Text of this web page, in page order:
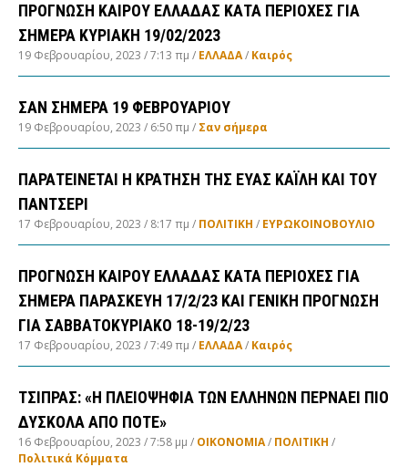
ΠΡΟΓΝΩΣΗ ΚΑΙΡΟΥ ΕΛΛΑΔΑΣ ΚΑΤΑ ΠΕΡΙΟΧΕΣ ΓΙΑ
ΣΗΜΕΡΑ ΚΥΡΙΑΚΗ 19/02/2023
19 Φεβρουαρίου, 2023 7:13 πμ ΕΛΛΑΔA/ Καιρός
ΣΑΝ ΣΗΜΕΡΑ 19 ΦΕΒΡΟΥΑΡΙΟΥ
19 Φεβρουαρίου, 2023 6:50 πμ Σαν σήμερα
ΠΑΡΑΤΕΙΝΕΤΑΙ Η ΚΡΑΤΗΣΗ ΤΗΣ ΕΥΑΣ ΚΑΪΛΗ ΚΑΙ ΤΟΥ
ΠΑΝΤΣΕΡΙ
17 Φεβρουαρίου, 2023 8:17 πμ ΠΟΛΙΤΙΚΗ / ΕΥΡΩΚΟΙΝΟΒΟΥΛΙΟ
ΠΡΟΓΝΩΣΗ ΚΑΙΡΟΥ ΕΛΛΑΔΑΣ ΚΑΤΑ ΠΕΡΙΟΧΕΣ ΓΙΑ
ΣΗΜΕΡΑ ΠΑΡΑΣΚΕΥΗ 17/2/23 ΚΑΙ ΓΕΝΙΚΗ ΠΡΟΓΝΩΣΗ
ΓΙΑ ΣΑΒΒΑΤΟΚΥΡΙΑΚΟ 18-19/2/23
17 Φεβρουαρίου, 2023 7:49 πμ ΕΛΛΑΔA/ Καιρός
ΤΣΙΠΡΑΣ: «Η ΠΛΕΙΟΨΗΦΙΑ ΤΩΝ ΕΛΛΗΝΩΝ ΠΕΡΝΑΕΙ ΠΙΟ
ΔΥΣΚΟΛΑ ΑΠΟ ΠΟΤΕ»
16 Φεβρουαρίου, 2023 7:58 μμ ΟΙΚΟΝΟΜΙΑ/ ΠΟΛΙΤΙΚΗ /
Πολιτικά Κόμματα